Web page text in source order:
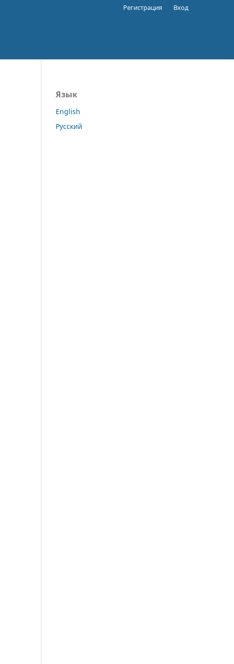
Регистрация Вход
Язык
English
Русский